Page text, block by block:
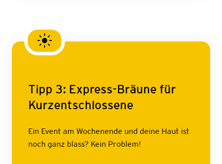
Tipp 3: Express-Bräune für
Kurzentschlossene
Ein Event am Wochenende und deine Haut ist
noch ganz blass? Kein Problem!